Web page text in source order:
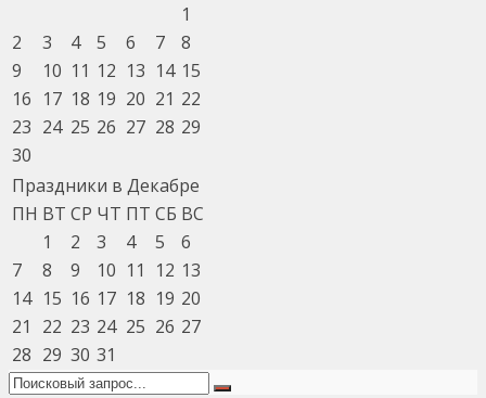
1
2
3 4 5 6 7
8
9
10 11 12 13 14 15
16 17 18 19 20 21 22
23 24 25 26 27 28 29
30
Праздники в Декабре
ПН ВТ СР ЧТ ПТ СБ ВС
1
2 3 4 5
6
7
8 9 10 11 12 13
14 15 16 17 18 19 20
21
22 23 24 25 26 27
28 29 30 31